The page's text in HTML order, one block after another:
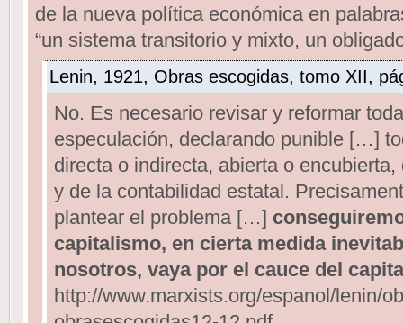
de la nueva política económica en
“un sistema transitorio y mixto, un
Lenin, 1921, Obras escogidas, tomo XII,
No. Es necesario revisar y reformar
especulación, declarando punible […]
directa o indirecta, abierta o
y de la contabilidad estatal.
plantear el problema […]
capitalismo, en cierta medida
nosotros, vaya por el cauce del
http://www.marxists.org/espanol/lenin/